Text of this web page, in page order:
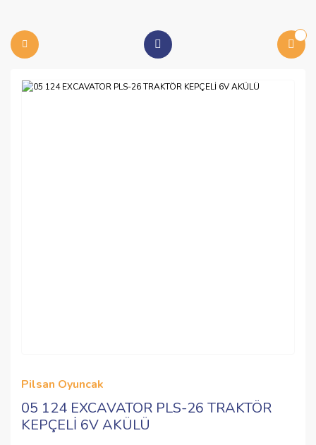
Pilsan Oyuncak
05 124 EXCAVATOR PLS-26 TRAKTÖR
KEPÇELİ 6V AKÜLÜ